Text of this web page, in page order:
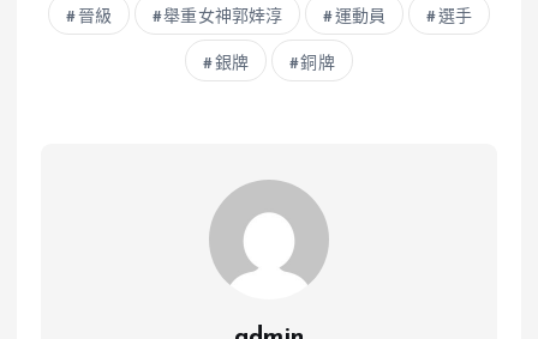
晉級 舉重女神郭婞淳 運動員 選手
銀牌 銅牌